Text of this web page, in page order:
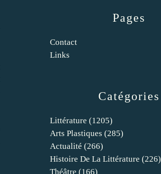
Catégories
Littérature (1205)
Arts Plastiques (285)
Actualité (266)
Histoire De La Littérature (226)
Théâtre (166)
Pages
Contact
Links